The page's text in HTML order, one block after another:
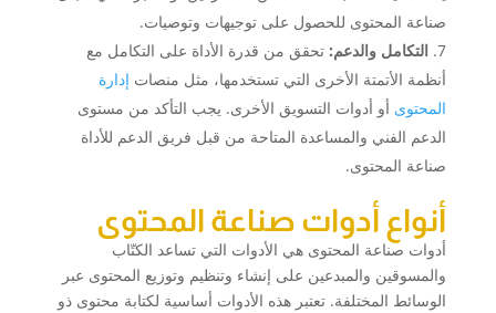
صناعة المحتوى للحصول على توجيهات وتوصيات.
التكامل والدعم: تحقق من قدرة الأداة على التكامل مع
أنظمة الأتمتة الأخرى التي تستخدمها، مثل منصات إدارة
المحتوى أو أدوات التسويق الأخرى. يجب التأكد من مستوى
الدعم الفني والمساعدة المتاحة من قبل فريق الدعم للأداة
صناعة المحتوى.
أنواع أدوات صناعة المحتوى
أدوات صناعة المحتوى هي الأدوات التي تساعد الكتّاب
والمسوقين والمبدعين على إنشاء وتنظيم وتوزيع المحتوى عبر
الوسائط المختلفة. تعتبر هذه الأدوات أساسية لكتابة محتوى ذو